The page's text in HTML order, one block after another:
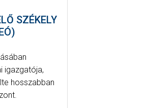
SZÉKELY
igazgatója,
hosszabban